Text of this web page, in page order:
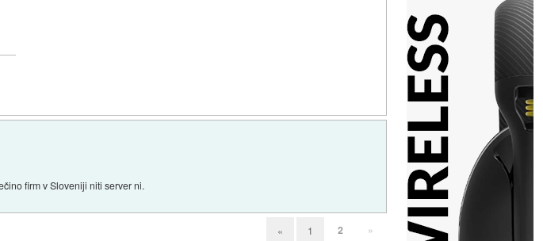
firm v Sloveniji niti server ni.
« 1 2 »